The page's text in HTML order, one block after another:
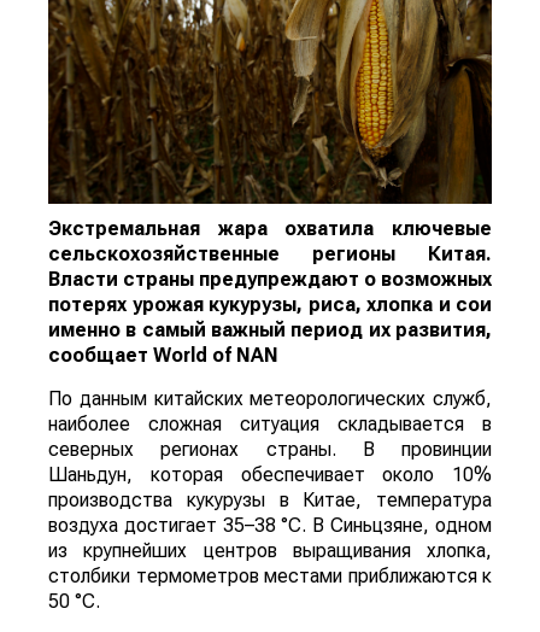
Экстремальная жара охватила ключевые
сельскохозяйственные регионы Китая.
Власти страны предупреждают о возможных
потерях урожая кукурузы, риса, хлопка и сои
именно в самый важный период их развития,
сообщает World of NAN
По данным китайских метеорологических служб,
наиболее сложная ситуация складывается в
северных регионах страны. В провинции
Шаньдун, которая обеспечивает около 10%
производства кукурузы в Китае, температура
воздуха достигает 35–38 °C. В Синьцзяне, одном
из крупнейших центров выращивания хлопка,
столбики термометров местами приближаются к
50 °C.